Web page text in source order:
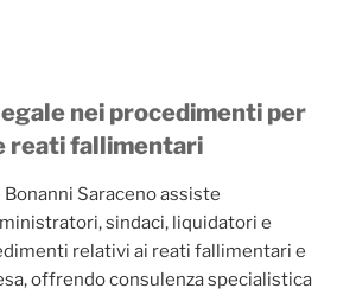
nei procedimenti per
reati fallimentari
Saraceno assiste
sindaci, liquidatori e
relativi ai reati fallimentari e
offrendo consulenza specialistica